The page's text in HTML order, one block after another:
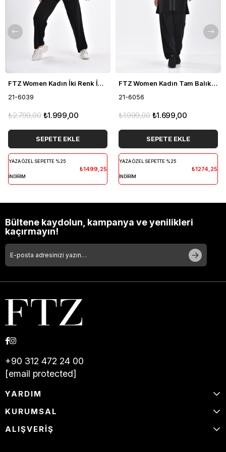
FTZ Women Kadın İki Renk İkili Takım Siyah 21-6039
21-6039
₺1.999,00
₺2.799,00
SEPETE EKLE
YAZA ÖZEL SEPETTE %25
İNDİRİM
₺1499,25
FTZ Women Kadın Tam Balıkçı İkili Takım Siyah 21-6056
21-6056
₺1.699,00
₺1.999,00
SEPETE EKLE
YAZA ÖZEL SEPETTE %25
İNDİRİM
₺1274,25
Bültene kaydolun, kampanya ve yenilikleri
kaçırmayın!
+90 312 472 24 00
[email protected]
YARDIM
KURUMSAL
ALIŞVERİŞ